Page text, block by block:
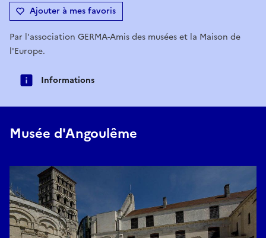
Ajouter à mes favoris
Par l'association GERMA-Amis des musées et la Maison de
l'Europe.
Informations
Musée d'Angoulême